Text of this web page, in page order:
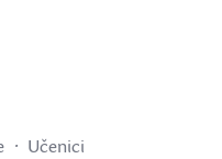
Učenici